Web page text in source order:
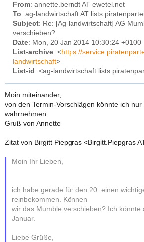
From: annette.berndt AT ewetel.net
To: ag-landwirtschaft AT
Subject: Re: [Ag-landwirtschaft] AG
verschieben?
Date: Mon, 20 Jan 2014 10:30:24 +0100
List-archive: <https://
landwirtschaft>
List-id : <ag-
Moin miteinander,
von den Termin-Vorschlägen könnte ich
wahrnehmen.
Gruß von Annette
Zitat von Birgitt Piepgras <Birgitt.Piepgras
Moin Ihr Lieben,
ich habe gerade für den 20. einen
reinbekommen. Können
wir das Mumble verschieben? Ich könnte
Januar.
Liebe Grüße,